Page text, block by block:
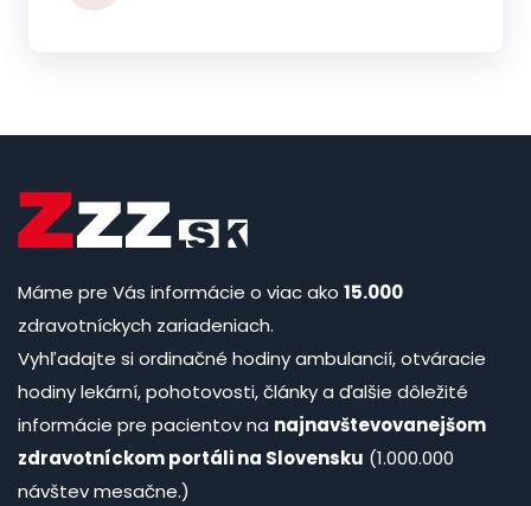
Máme pre Vás informácie o viac ako 15.000
zdravotníckych zariadeniach.
Vyhľadajte si ordinačné hodiny ambulancií, otváracie
hodiny lekární, pohotovosti, články a ďalšie dôležité
informácie pre pacientov na najnavštevovanejšom
zdravotníckom portáli na Slovensku (1.000.000
návštev mesačne.)